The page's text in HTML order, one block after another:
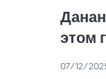
этом
07/12/